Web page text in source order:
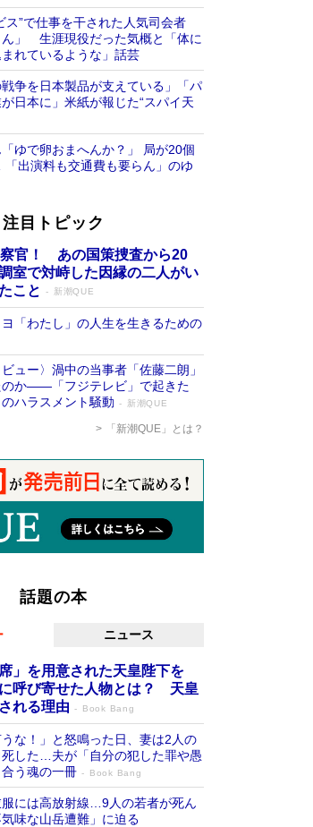
ス”で仕事を干された人気司会者
ん」 生涯現役だった気概と「体に
れているような」話芸
戦争を日本製品が支えている」「パ
日本に」米紙が報じた“スパイ天
ゆで卵おまへんか？」 局が20個
出演料も交通費も要らん」のゆ
注目トピック
官！ あの国策捜査から20
室で対峙した因縁の二人がい
こと
新潮QUE
「わたし」の人生を生きるための
ビュー〉渦中の当事者「佐藤二朗」
のか――「フジテレビ」で起きた
のハラスメント騒動
新潮QUE
「新潮QUE」とは？
話題の本
ニュース
」を用意された天皇陛下を
に呼び寄せた人物とは？ 天皇
れる理由
Book Bang
うな！」と怒鳴った日、妻は2人の
した…夫が「自分の犯した罪や愚
う魂の一冊
Book Bang
には高放射線…9人の若者が死ん
味な山岳遭難」に迫る